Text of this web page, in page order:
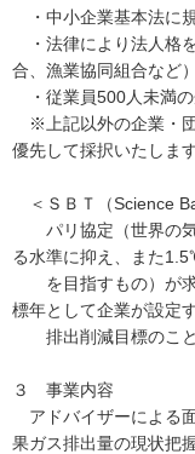
・中小企業基本法に
・法律により法人格
合、漁業協同組合など）
・従業員500人未満
※上記以外の企業・
優先して採択いたします
＜ＳＢＴ（Science
パリ協定（世界の気
る水準に抑え、また
を目指すもの）が求
標年として企業が設定
排出削減目標のこと
３ 事業内容
アドバイザーによる
果ガス排出量の現状把